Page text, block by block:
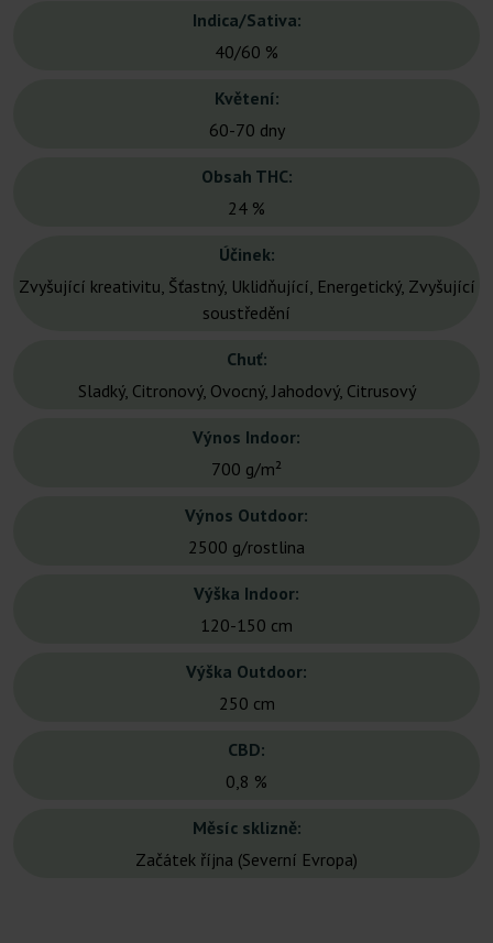
Indica/Sativa:
40/60 %
Květení:
60-70 dny
Obsah THC:
24 %
Účinek:
Zvyšující kreativitu, Šťastný, Uklidňující, Energetický, Zvyšující
soustředění
Chuť:
Sladký, Citronový, Ovocný, Jahodový, Citrusový
Výnos Indoor:
700 g/m²
Výnos Outdoor:
2500 g/rostlina
Výška Indoor:
120-150 cm
Výška Outdoor:
250 cm
CBD:
0,8 %
Měsíc sklizně:
Začátek října (Severní Evropa)